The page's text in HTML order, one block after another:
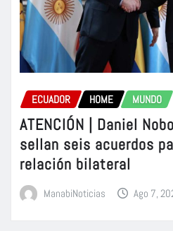
ECUADOR HOME MUNDO
ATENCIÓN | Daniel
sellan seis acuerdos
relación bilateral
ManabiNoticias Ago 7,